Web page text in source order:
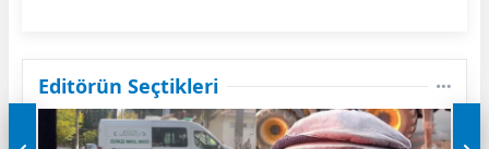
Editörün Seçtikleri